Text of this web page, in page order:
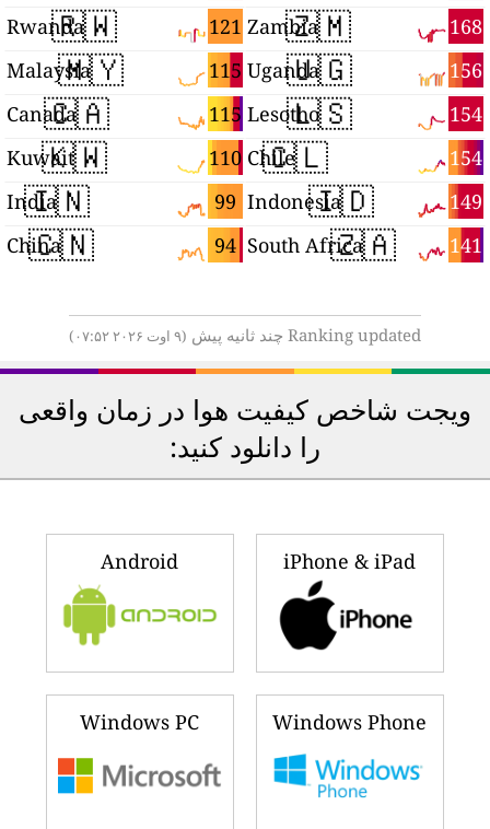
🇿🇲 168
Zambia
🇺🇬 156
Uganda
🇱🇸 154
Lesotho
🇨🇱 154
Chile
🇮🇩 149
Indonesia
🇿🇦 141
South Africa
🇷🇼 121
Rwanda
🇲🇾 115
Malaysia
🇨🇦 115
Canada
🇰🇼 110
Kuwait
🇮🇳 99
India
🇨🇳 94
China
Ranking updated چند ثانیه پیش
ویجت شاخص کیفیت هوا در زمان واقعی
را دانلود کنید:
iPhone & iPad
Android
Windows Phone
Windows PC